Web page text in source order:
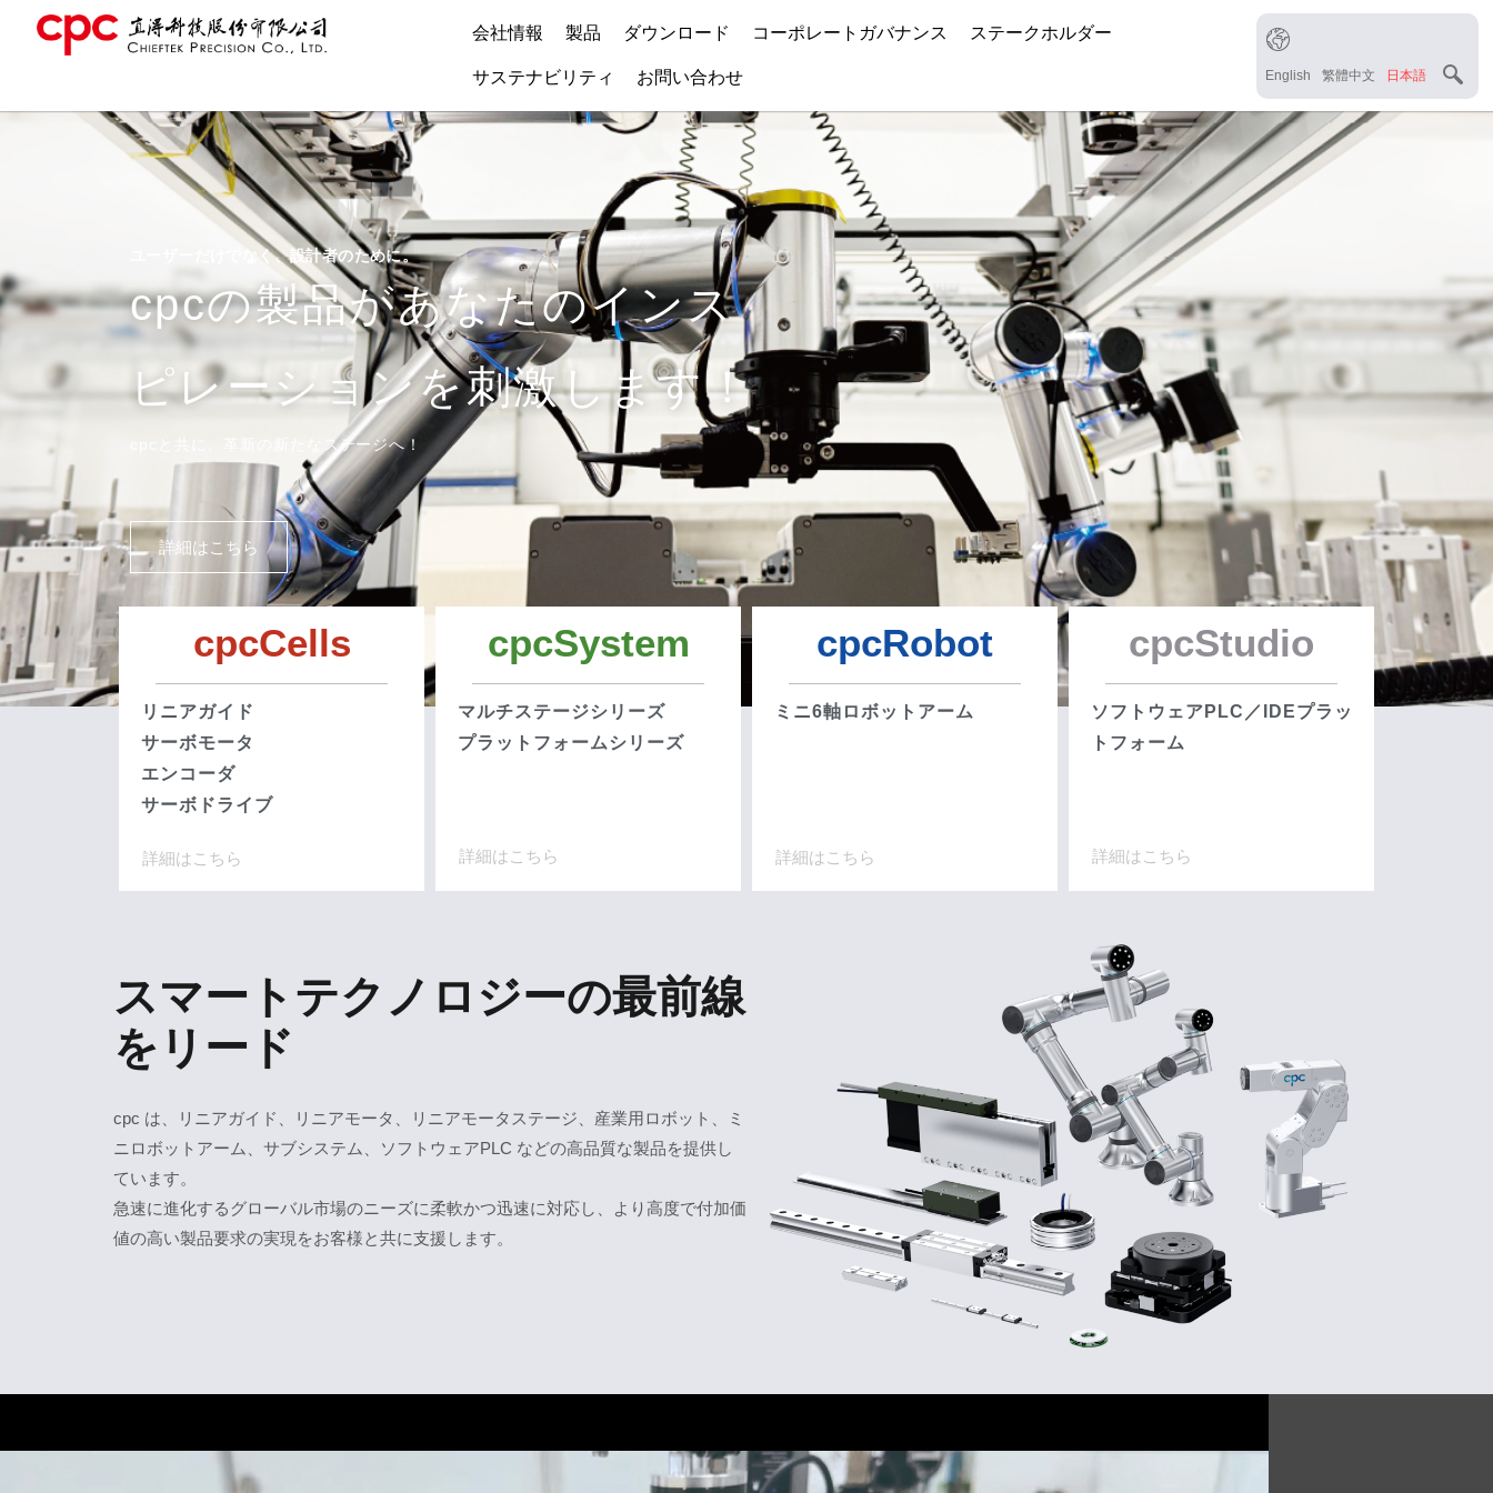
会社情報 製品 ダウンロード コーポレートガバナンス ステークホルダー
サステナビリティ お問い合わせ English 繁體中文 日本語
ユーザーだけでなく、設計者のために。
cpcの製品があなたのインス
ピレーションを刺激します！
cpcと共に、革新の新たなステージへ！
詳細はこちら
cpcCells
リニアガイド
サーボモータ
エンコーダ
サーボドライブ
詳細はこちら
cpcSystem
マルチステージシリーズ
プラットフォームシリーズ
詳細はこちら
cpcRobot
ミニ6軸ロボットアーム
詳細はこちら
cpcStudio
ソフトウェアPLC／IDEプラッ
トフォーム
詳細はこちら
スマートテクノロジーの最前線
をリード
cpc は、リニアガイド、リニアモータ、リニアモータステージ、産業用ロボット、ミ
ニロボットアーム、サブシステム、ソフトウェアPLC などの高品質な製品を提供し
ています。
急速に進化するグローバル市場のニーズに柔軟かつ迅速に対応し、より高度で付加価
値の高い製品要求の実現をお客様と共に支援します。